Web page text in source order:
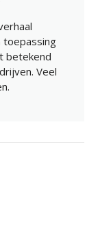
toepassing
betekend
Veel